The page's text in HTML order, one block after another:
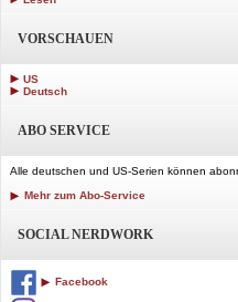
VORSCHAUEN
US
Deutsch
ABO SERVICE
Alle deutschen und US-Serien können
Mehr zum Abo-Service
SOCIAL NERDWORK
Facebook